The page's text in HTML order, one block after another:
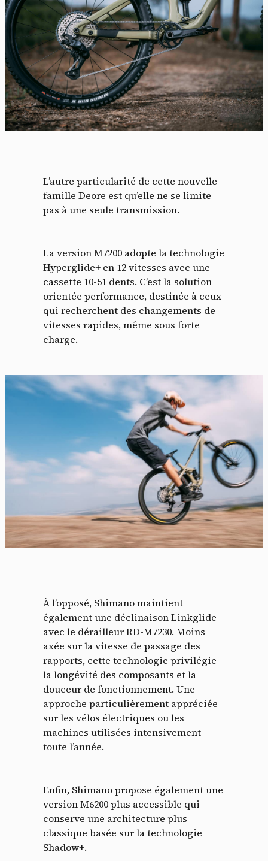
L’autre particularité de cette nouvelle
famille Deore est qu’elle ne se limite
pas à une seule transmission.
La version M7200 adopte la technologie
Hyperglide+ en 12 vitesses avec une
cassette 10-51 dents. C’est la solution
orientée performance, destinée à ceux
qui recherchent des changements de
vitesses rapides, même sous forte
charge.
À l’opposé, Shimano maintient
également une déclinaison Linkglide
avec le dérailleur RD-M7230. Moins
axée sur la vitesse de passage des
rapports, cette technologie privilégie
la longévité des composants et la
douceur de fonctionnement. Une
approche particulièrement appréciée
sur les vélos électriques ou les
machines utilisées intensivement
toute l’année.
Enfin, Shimano propose également une
version M6200 plus accessible qui
conserve une architecture plus
classique basée sur la technologie
Shadow+.